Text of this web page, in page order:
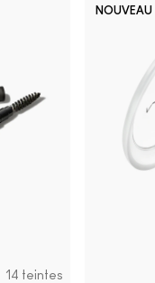
14 teintes
NOUVEAU